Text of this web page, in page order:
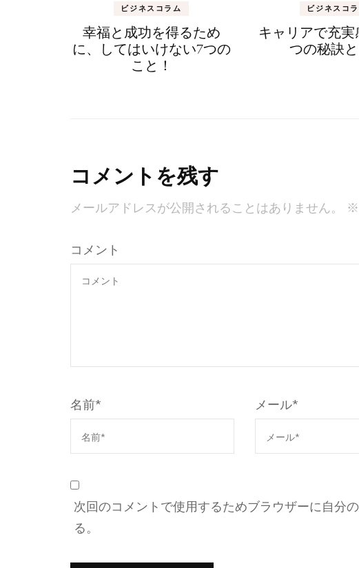
ビジネスコラム
幸福と成功を得るため
に、してはいけない7つの
こと！
ビジネスコ
キャリアで充実
つの秘訣と
コメントを残す
メールアドレスが公開されることはありません。 ※
コメント
名前* メール*
次回のコメントで使用するためブラウザーに自分
る。